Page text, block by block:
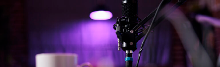
tanımasına izin vermesi için bir şans.
Her iki aday da dinleyicilerin en sevdikleri sunuculara
duydukları güven ve sadakati kullanarak politikalarını ve
kişiliklerini tartışabilecekleri özgün bir platform yarattı.